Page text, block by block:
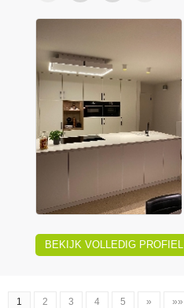
BEKIJK VOLLEDIG PROFIEL
1 2 3 4 5 » »»